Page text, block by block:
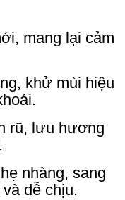
mang lại cảm
khử mùi hiệu
rũ, lưu hương
nhàng, sang
dễ chịu.